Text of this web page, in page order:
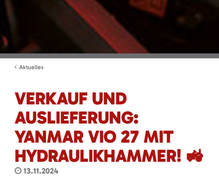
Aktuelles
VERKAUF UND
AUSLIEFERUNG:
YANMAR VIO 27 MIT
HYDRAULIKHAMMER! 🚜
13.11.2024